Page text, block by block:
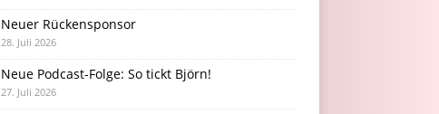
Neuer Rückensponsor
28. Juli 2026
Neue Podcast-Folge: So tickt Björn!
27. Juli 2026